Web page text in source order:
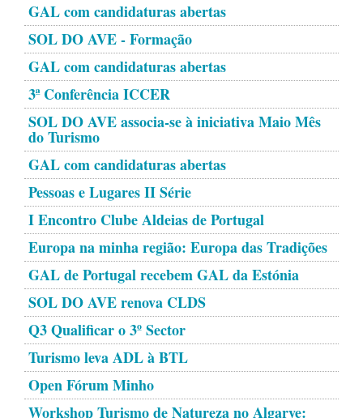
GAL com candidaturas abertas
SOL DO AVE - Formação
GAL com candidaturas abertas
3ª Conferência ICCER
SOL DO AVE associa-se à iniciativa Maio Mês
do Turismo
GAL com candidaturas abertas
Pessoas e Lugares II Série
I Encontro Clube Aldeias de Portugal
Europa na minha região: Europa das Tradições
GAL de Portugal recebem GAL da Estónia
SOL DO AVE renova CLDS
Q3 Qualificar o 3º Sector
Turismo leva ADL à BTL
Open Fórum Minho
Workshop Turismo de Natureza no Algarve: